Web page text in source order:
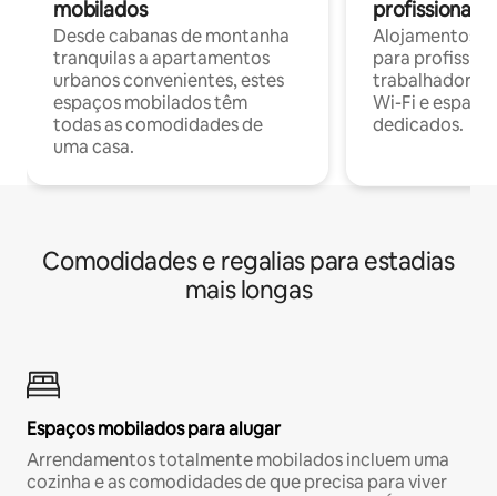
mobilados
Desde cabanas de montanha
tranquilas a apartamentos
urbanos convenientes, estes
espaços mobilados têm
todas as comodidades de
uma casa.
profissionais
Alojamentos
para
trabalhadores
Wi-Fi e
dedicados.
Comodidades e regalias para estadias
mais longas
Espaços mobilados para alugar
Arrendamentos totalmente mobilados incluem uma
cozinha e as comodidades de que precisa para viver